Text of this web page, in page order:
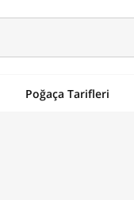
Poğaça Tarifleri